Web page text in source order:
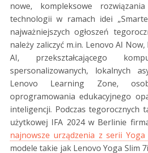
nowe, kompleksowe
technologii w ramach idei
najważniejszych ogłoszeń
należy zaliczyć m.in. Lenovo AI
AI, przekształcającego
spersonalizowanych, lokalnych
Lenovo Learning Zone,
oprogramowania edukacyjnego
inteligencji. Podczas tegorocznych
użytkowej IFA 2024 w Berlinie
najnowsze urządzenia z serii Yoga
modele takie jak Lenovo Yoga Slim